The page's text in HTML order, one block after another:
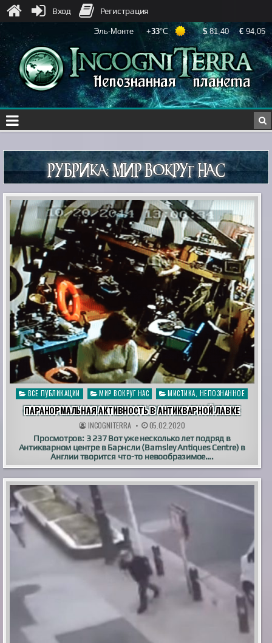
РУБРИКА: МИР ВОКРУГ НАС
Опубликовано
в
ВСЕ ПУБЛИКАЦИИ МИР ВОКРУГ НАС МИСТИКА, НЕПОЗНАННОЕ
ПАРАНОРМАЛЬНАЯ АКТИВНОСТЬ В АНТИКВАРНОЙ ЛАВКЕ
INCOGNITERRA 05.02.2020
Просмотров: 3 237 Вот уже несколько лет подряд в
Антикварном центре в Барнсли (Barnsley Antiques Centre) в
Англии творится что-то невообразимое….
Вход Регистрация